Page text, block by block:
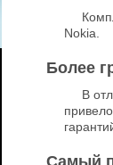
Nokia.
Более
В
Самый